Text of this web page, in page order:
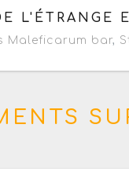
samedi 8 août
L'ÉTRANGE
Maleficarum bar,